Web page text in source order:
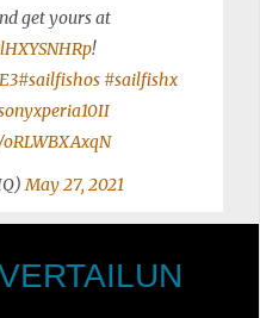
get yours at
!
#sailfishos#sailfishx
May 27, 2021